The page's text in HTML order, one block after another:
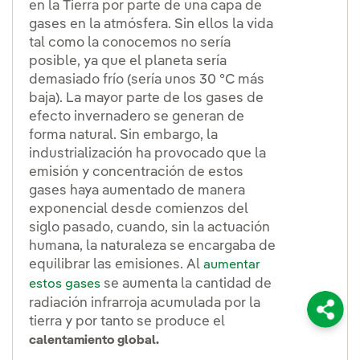
en la Tierra por parte de una capa de
gases en la atmósfera. Sin ellos la vida
tal como la conocemos no sería
posible, ya que el planeta sería
demasiado frío (sería unos 30 °C más
baja). La mayor parte de los gases de
efecto invernadero se generan de
forma natural. Sin embargo, la
industrialización ha provocado que la
emisión y concentración de estos
gases haya aumentado de manera
exponencial desde comienzos del
siglo pasado, cuando, sin la actuación
humana, la naturaleza se encargaba de
equilibrar las emisiones. Al aumentar
estos gases se aumenta la cantidad de
radiación infrarroja acumulada por la
tierra y por tanto se produce el
calentamiento global.